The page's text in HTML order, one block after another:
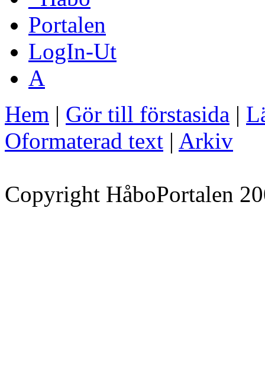
Portalen
LogIn-Ut
A
Hem | Gör till förstasida |
Oformaterad text | Arkiv
Copyright HåboPortalen